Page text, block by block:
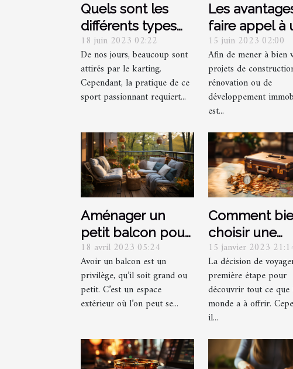
Quels sont les
différents types
de licences
nécessaires pour
le Karting ?
18 juin 2023 02:22
De nos jours, beaucoup sont
attirés par le karting.
Cependant, la pratique de ce
sport passionnant requiert...
Les
faire appel à
entreprise de
démolition
vos projets
15 juin 2023 02:00
Afin de mener à bien
projets de
rénovation ou de
développement
est...
Aménager un
petit balcon pour
l’été : comment y
réussir
parfaitement ?
18 avril 2023 05:24
Avoir un balcon est un
privilège, qu’il soit grand ou
petit. C’est un espace
extérieur où l’on peut se...
Comment
choisir une
destination
voyage ?
15 janvier 2023
La décision de
première étape pour
découvrir tout ce que
monde a à offrir.
il...